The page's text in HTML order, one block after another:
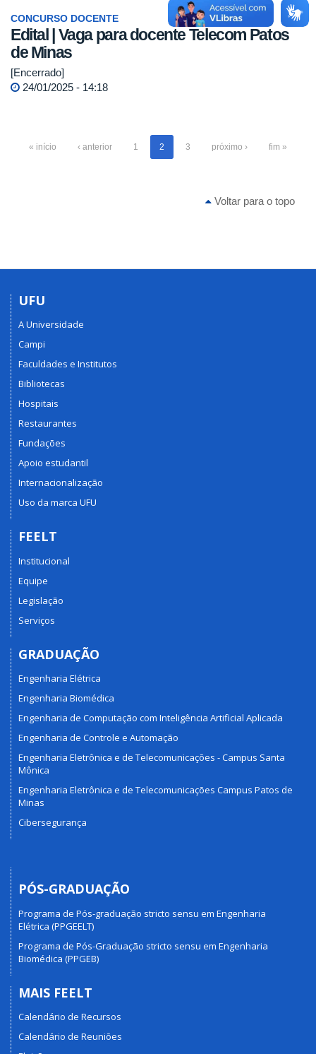
CONCURSO DOCENTE
Edital | Vaga para docente Telecom Patos
de Minas
[Encerrado]
24/01/2025 - 14:18
« início ‹ anterior 1 2 3 próximo › fim »
Voltar para o topo
UFU
A Universidade
Campi
Faculdades e Institutos
Bibliotecas
Hospitais
Restaurantes
Fundações
Apoio estudantil
Internacionalização
Uso da marca UFU
FEELT
Institucional
Equipe
Legislação
Serviços
GRADUAÇÃO
Engenharia Elétrica
Engenharia Biomédica
Engenharia de Computação com Inteligência Artificial Aplicada
Engenharia de Controle e Automação
Engenharia Eletrônica e de Telecomunicações - Campus Santa
Mônica
Engenharia Eletrônica e de Telecomunicações Campus Patos de
Minas
Cibersegurança
PÓS-GRADUAÇÃO
Programa de Pós-graduação stricto sensu em Engenharia
Elétrica (PPGEELT)
Programa de Pós-Graduação stricto sensu em Engenharia
Biomédica (PPGEB)
MAIS FEELT
Calendário de Recursos
Calendário de Reuniões